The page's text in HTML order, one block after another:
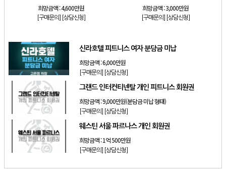
희망금액 :4,600만원
[구매문의] [상담신청]
희망금액 :3,000만원
[구매문의] [상담신청]
신라호텔 피트니스 여자 분담금 미납
희망금액 :6,000만원
[구매문의] [상담신청]
그랜드 인터컨티넨탈 개인 피트니스 회원권
희망금액 :9,000만원(분담금 미납 형태)
[구매문의] [상담신청]
웨스틴 서울 파르나스 개인 회원권
희망금액 :1억 500만원
[구매문의] [상담신청]